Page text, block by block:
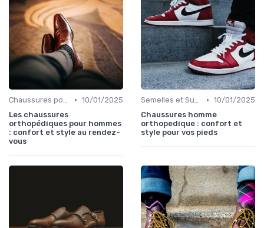
Chaussures pour Conditions Spécifiques • 10/01/2025
Les chaussures
orthopédiques pour hommes
: confort et style au rendez-
vous
Semelles et Supports Orthopédiques • 10/01/2025
Chaussures homme
orthopedique : confort et
style pour vos pieds